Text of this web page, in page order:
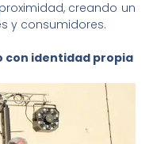
creando un
y consumidores.
con identidad propia